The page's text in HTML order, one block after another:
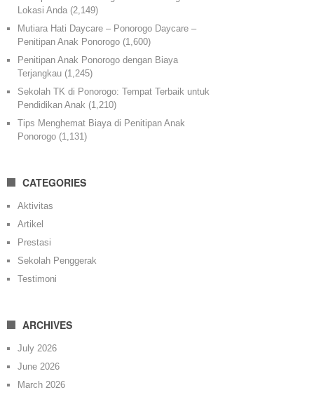
Lokasi Anda (2,149)
Mutiara Hati Daycare – Ponorogo Daycare –
Penitipan Anak Ponorogo (1,600)
Penitipan Anak Ponorogo dengan Biaya
Terjangkau (1,245)
Sekolah TK di Ponorogo: Tempat Terbaik untuk
Pendidikan Anak (1,210)
Tips Menghemat Biaya di Penitipan Anak
Ponorogo (1,131)
CATEGORIES
Aktivitas
Artikel
Prestasi
Sekolah Penggerak
Testimoni
ARCHIVES
July 2026
June 2026
March 2026